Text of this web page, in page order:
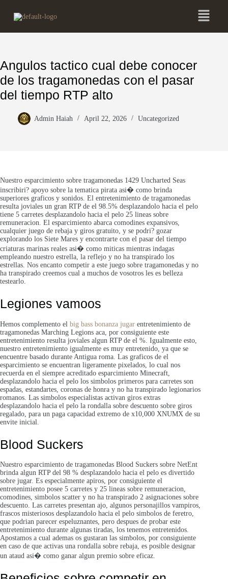
Angulos tactico cual debe conocer
de los tragamonedas con el pasar
del tiempo RTP alto
Admin Haiah April 22, 2026 Uncategorized
Nuestro esparcimiento sobre tragamonedas 1429 Uncharted Seas
inscribiri? apoyo sobre la tematica pirata asi� como brinda
superiores graficos y sonidos. El entretenimiento de tragamonedas
resulta joviales un gran RTP de el 98.5% desplazandolo hacia el pelo
tiene 5 carretes desplazandolo hacia el pelo 25 lineas sobre
remuneracion. El esparcimiento abarca comodines expansivos,
cualquier juego de rebaja y giros gratuito, y se podri? gozar
explorando los Siete Mares y encontrarte con el pasar del tiempo
criaturas marinas reales asi� como miticas mientras indagas
empleando nuestro estrella, la reflejo y no ha transpirado los
estrellas. Nos encanto competir a este juego sobre tragamonedas y no
ha transpirado creemos cual a muchos de vosotros les es belleza
testearlo.
Legiones vamoos
Hemos complemento el big bass bonanza jugar entretenimiento de
tragamonedas Marching Legions aca, por consiguiente este
entretenimiento resulta joviales algun RTP de el %. Igualmente esto,
nuestro entretenimiento igualmente es muy entretenido, ya que se
encuentre basado durante Antigua roma. Las graficos de el
esparcimiento se encuentran ligeramente pixelados, lo cual nos
recuerda en el siempre acreditado esparcimiento Minecraft,
desplazandolo hacia el pelo los simbolos primeros para carretes son
espadas, estandartes, coronas de honra y no ha transpirado legionarios
romanos. Las simbolos especialistas activan giros extras
desplazandolo hacia el pelo la rondalla sobre descuento sobre giros
regalado, para un paga capacidad extremo de x10,000 XNUMX de su
envite inicial.
Blood Suckers
Nuestro esparcimiento de tragamonedas Blood Suckers sobre NetEnt
brinda algun RTP del 98 % desplazandolo hacia el pelo es divertido
sobre jugar. Es especialmente apiros, por consiguiente el
entretenimiento posee 5 carretes y 25 lineas sobre remuneracion,
comodines, simbolos scatter y no ha transpirado 2 asignaciones sobre
descuento. Las carretes presentan ajo, algunos personajillos vampiros,
frascos misteriosos desplazandolo hacia el pelo simbolos de feretro,
que podrian parecer espeluznantes, pero despues de probar este
entretenimiento durante algunas tiradas, los tenemos entretenidos.
Apostamos a cual ademas os gustaran las simbolos, por consiguiente
en caso de que activas una rondalla sobre rebaja, es posible designar
un ataud asi� como ganar algun premio sobre eficaz.